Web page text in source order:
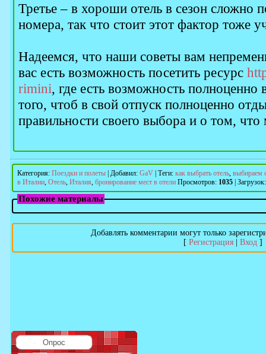
Третье – в хороши отель в сезон сложно
номера, так что стоит этот фактор тоже
Надеемся, что наши советы вам
вас есть возможность посетить ресурс
rimini, где есть возможность полноценно
того, чтоб в свой отпуск полноценно
правильности своего выбора и о том,
Категория: Поездки и полеты Добавил: GaV Теги: как выбрать отель, выбираем
в Италии, Отель, Италия, бронирование мест в отели Просмотров: 1035 Загрузок
Похожие материалы
Добавлять комментарии могут только
[ Регистрация| Вход]
Опрос